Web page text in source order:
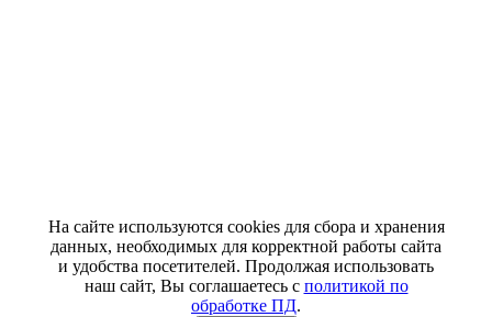
На сайте используются cookies для сбора и хранения
данных, необходимых для корректной работы сайта
и удобства посетителей. Продолжая использовать
наш сайт, Вы соглашаетесь с политикой по
обработке ПД.